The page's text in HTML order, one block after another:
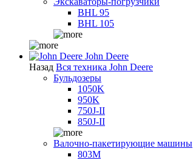
BHL 95
BHL 105
John Deere
Назад Вся техника John Deere
Бульдозеры
1050K
950K
750J-II
850J-II
Валочно-пакетирующие машины
803M